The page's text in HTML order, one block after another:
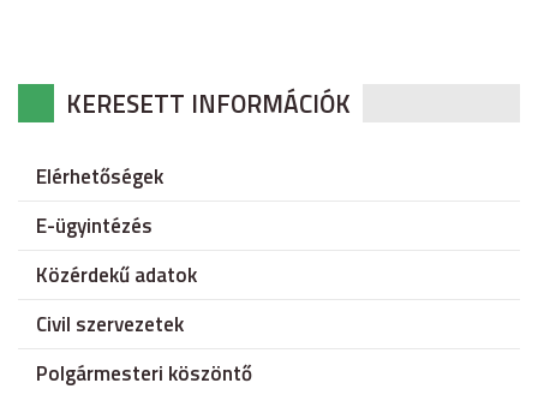
KERESETT INFORMÁCIÓK
Elérhetőségek
E-ügyintézés
Közérdekű adatok
Civil szervezetek
Polgármesteri köszöntő